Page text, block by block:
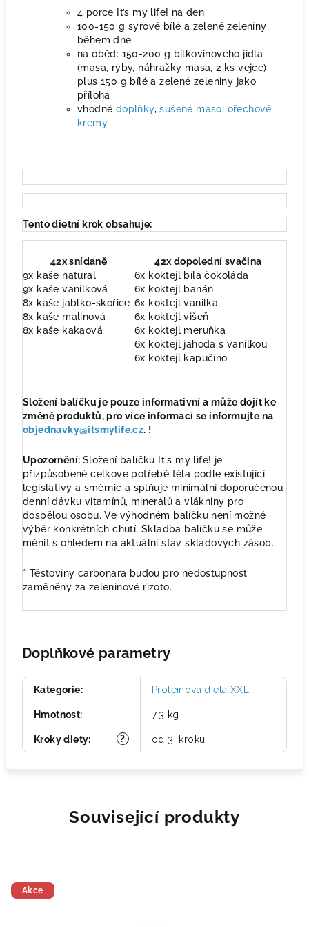
4 porce It’s my life! na den
100-150 g syrové bílé a zelené zeleniny
během dne
na oběd: 150-200 g bílkovinového jídla
(masa, ryby, náhražky masa, 2 ks vejce)
plus 150 g bílé a zelené zeleniny jako
příloha
vhodné doplňky, sušené maso, ořechové
krémy
Tento dietní krok obsahuje:
42x snídaně
42x dopolední svačina
9x kaše natural
6x koktejl bílá čokoláda
9x kaše vanilková
6x koktejl banán
8x kaše jablko-skořice 6x koktejl vanilka
8x kaše malinová
6x koktejl višeň
8x kaše kakaová
6x koktejl meruňka
6x koktejl jahoda s vanilkou
6x koktejl kapučíno
Složení balíčku je pouze informativní a může dojít ke
změně produktů, pro více informací se informujte na
objednavky@itsmylife.cz. !
Upozornění: Složení balíčku It's my life! je
přizpůsobené celkové potřebě těla podle existující
legislativy a směrnic a splňuje minimální doporučenou
denní dávku vitamínů, minerálů a vlákniny pro
dospělou osobu. Ve výhodném balíčku není možné
výběr konkrétních chutí. Skladba balíčku se může
měnit s ohledem na aktuální stav skladových zásob.
* Těstoviny carbonara budou pro nedostupnost
zaměněny za zeleninové rizoto.
Doplňkové parametry
Kategorie: Proteinová dieta XXL
Hmotnost: 7.3 kg
?
Kroky diety: od 3. kroku
Související produkty
Akce